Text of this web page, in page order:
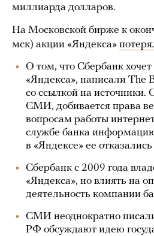
миллиарда долларов.
На Московской бирже к
мск) акции «Яндекса»
О том, что Сбербанк
«Яндекса», написали The
со ссылкой на
СМИ, добивается права
вопросам работы
службе банка
в «Яндексе» ее
Сбербанк с 2009 года
«Яндекса», но влиять на
деятельность компании
СМИ неоднократно
РФ обсуждают идею